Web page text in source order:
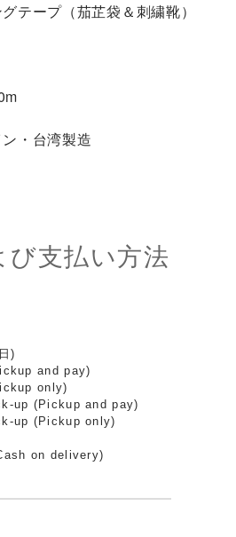
テープ（茄芷袋＆刺繍靴）
・台湾製造
び支払い方法
)
and pay)
only)
up (Pickup and pay)
up (Pickup only)
on delivery)